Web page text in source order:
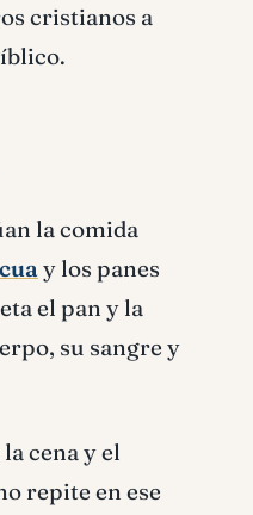
cristianos a
la comida
y los panes
el pan y la
su sangre y
cena y el
repite en ese